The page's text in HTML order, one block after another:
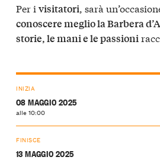
Per i visitatori, sarà
conoscere meglio la Barbera
storie, le mani e le passioni
INIZIA
08 MAGGIO 2025
alle 10:00
FINISCE
13 MAGGIO 2025